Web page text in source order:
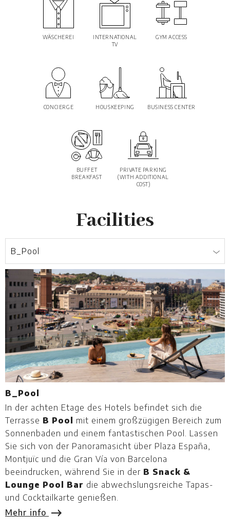
WÄSCHEREI
INTERNATIONAL
TV
GYM ACCESS
CONCIERGE HOUSKEEPING BUSINESS CENTER
BUFFET
BREAKFAST
PRIVATE PARKING
(WITH ADDITIONAL
COST)
Facilities
B_Pool
In der achten Etage des Hotels befindet sich die
Terrasse B Pool
mit einem großzügigen Bereich zum
Sonnenbaden und einem fantastischen Pool. Lassen
Sie sich von der Panoramasicht über Plaza España,
Montjuïc und die Gran Vía von Barcelona
beeindrucken, während Sie in der B Snack &
Lounge Pool Bar die abwechslungsreiche Tapas-
und Cocktailkarte genießen.
Mehr info